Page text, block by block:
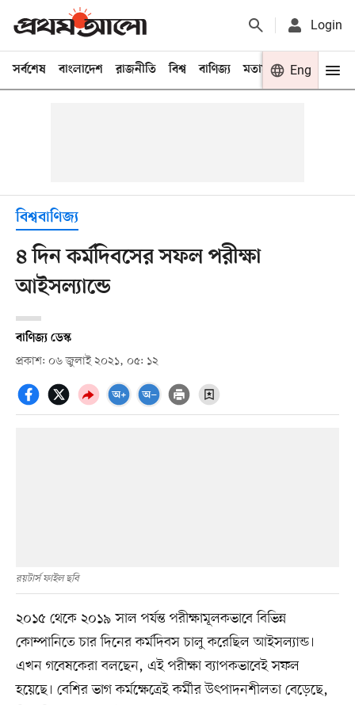
Login
সর্বশেষ বাংলাদেশ রাজনীতি বিশ্ব বাণিজ্য মতামত খেলা
Eng
বিশ্ববাণিজ্য
৪ দিন কর্মদিবসের সফল পরীক্ষা
আইসল্যান্ডে
বাণিজ্য ডেস্ক
প্রকাশ: ০৬ জুলাই ২০২১, ০৫: ১২
রয়টার্স ফাইল ছবি
২০১৫ থেকে ২০১৯ সাল পর্যন্ত পরীক্ষামূলকভাবে বিভিন্ন
কোম্পানিতে চার দিনের কর্মদিবস চালু করেছিল আইসল্যান্ড।
এখন গবেষকেরা বলছেন, এই পরীক্ষা ব্যাপকভাবেই সফল
হয়েছে। বেশির ভাগ কর্মক্ষেত্রেই কর্মীর উৎপাদনশীলতা বেড়েছে,